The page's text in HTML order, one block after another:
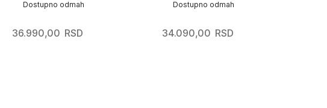
Dostupno odmah
36.990,00 RSD
Dostupno odmah
34.090,00 RSD